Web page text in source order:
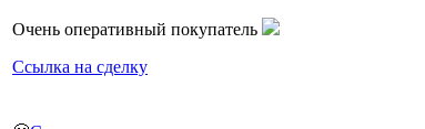
Очень оперативный покупатель
Ссылка на сделку